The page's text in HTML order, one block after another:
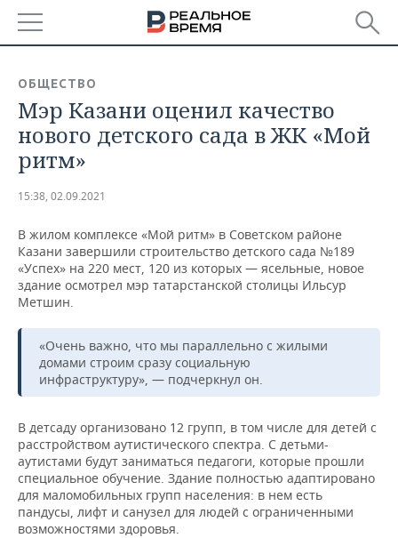
БАШКОРТОСТАН
ТАТАРСТАН
НОВОСТИ
АНАЛИТИКА
ДЕКЛАРАЦИИ О ДОХОДАХ
КОРОЛИ ГОСЗАКАЗА ПФО
ВУЗЫ ТАТАРСТАНА
КОМУ ПРИНАДЛЕЖАТ
ТОРГОВЫЕ ЦЕНТРЫ
ТАТАРСТАНА
НОВОСТИ ЭКОНОМИКИ
ФИНАНСЫ
БАНКИ
БЮДЖЕТ
ИНВЕСТИЦИИ
ПРОМЫШЛЕННОСТЬ
НОВОСТИ
ПРОМЫШЛЕННОСТИ
МАШИНОСТРОЕНИЕ
НЕФТЬ
ОПК
ЭНЕРГЕТИКА
НЕДВИЖИМОСТЬ
НОВОСТИ НЕДВИЖИМОСТИ
АВТО
НОВОСТИ АВТО
БИЗНЕС
НОВОСТИ БИЗНЕСА
РОЗНИЧНАЯ ТОРГОВЛЯ
ТРАНСПОРТ
УСЛУГИ
ТЕХНОЛОГИИ
НОВОСТИ ТЕХНОЛОГИЙ
IT
МЕДИА
МЕРОПРИЯТИЯ
НОВОСТИ МЕРОПРИЯТИЙ
ВЫЕЗДНАЯ РЕДАКЦИЯ
СПОРТ
НОВОСТИ СПОРТА
ОБЩЕСТВО
ОБЩЕСТВО
Мэр Казани оценил качество
нового детского сада в ЖК «Мой
ритм»
15:38, 02.09.2021
В жилом комплексе «Мой ритм» в Советском районе
Казани завершили строительство детского сада №189
«Успех» на 220 мест, 120 из которых — ясельные, новое
здание осмотрел мэр татарстанской столицы Ильсур
Метшин.
«Очень важно, что мы параллельно с жилыми
домами строим сразу социальную
инфраструктуру», — подчеркнул он.
В детсаду организовано 12 групп, в том числе для детей с
расстройством аутистического спектра. С детьми-
аутистами будут заниматься педагоги, которые прошли
специальное обучение. Здание полностью адаптировано
для маломобильных групп населения: в нем есть
пандусы, лифт и санузел для людей с ограниченными
возможностями здоровья.